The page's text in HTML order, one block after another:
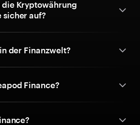
Kryptowährung
sicher auf?
der Finanzwelt?
Finance?